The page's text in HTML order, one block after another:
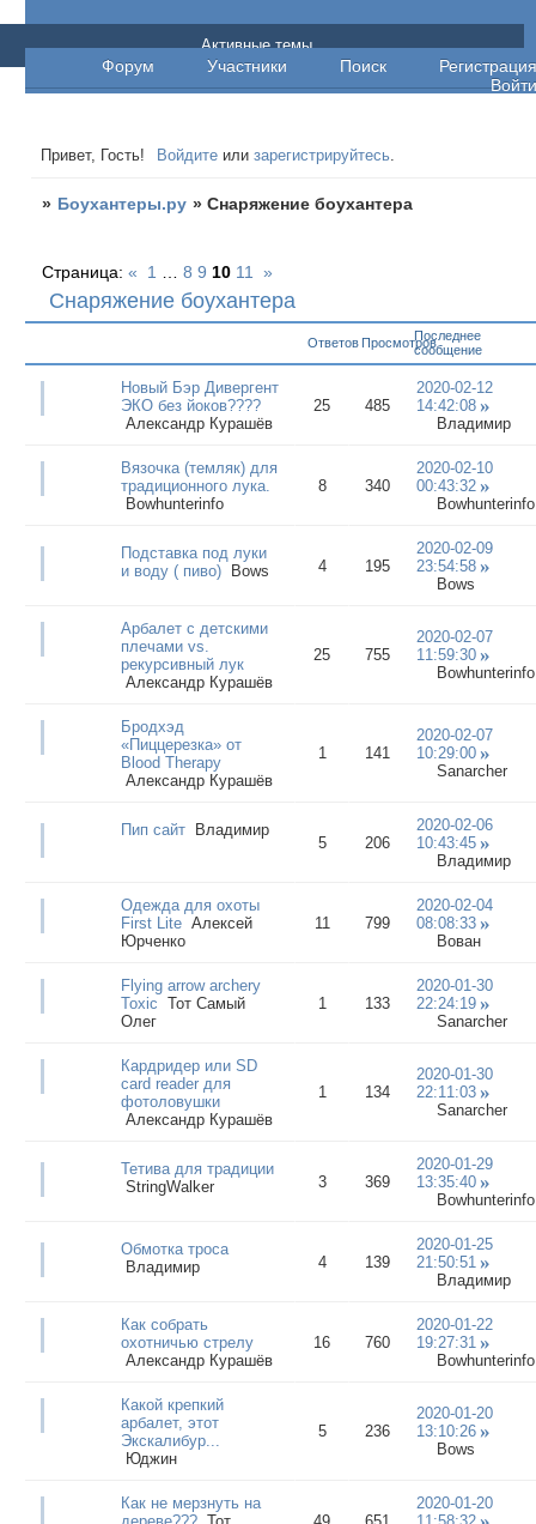
Боухантеры.ру
Форум Участники Поиск
Регистрация
Войти
Активные темы
Привет, Гость! Войдите илизарегистрируйтесь.
» Боухантеры.ру »Снаряжение боухантера
Снаряжение боухантера
Страница:« 1 … 8 9 10 11 »
Ответов ПросмотровПоследнее
сообщение
Новый Бэр Дивергент
ЭКО без йоков????
Александр Курашёв
25 485
2020-02-12
14:42:08
Владимир
Вязочка (темляк) для
традиционного лука.
Bowhunterinfo
8 340
2020-02-10
00:43:32
Bowhunterinfo
Подставка под луки
и воду ( пиво)
Bows 4 195
2020-02-09
23:54:58
Bows
Арбалет с детскими
плечами vs.
рекурсивный лук
Александр Курашёв
25 755
2020-02-07
11:59:30
Bowhunterinfo
Бродхэд
«Пиццерезка» от
Blood Therapy
Александр Курашёв
1 141
2020-02-07
10:29:00
Sanarcher
Пип сайт Владимир
5 206
2020-02-06
10:43:45
Владимир
Одежда для охоты
First Lite Алексей
Юрченко
11 799
2020-02-04
08:08:33
Вован
Flying arrow archery
Toxic Тот Самый
Олег
1 133
2020-01-30
22:24:19
Sanarcher
Кардридер или SD
card reader для
фотоловушки
Александр Курашёв
1 134
2020-01-30
22:11:03
Sanarcher
Тетива для традиции
StringWalker
3 369
2020-01-29
13:35:40
Bowhunterinfo
Обмотка троса
Владимир
4 139
2020-01-25
21:50:51
Владимир
Как собрать
охотничью стрелу
Александр Курашёв
16 760
2020-01-22
19:27:31
Bowhunterinfo
Какой крепкий
арбалет, этот
Экскалибур...
Юджин
5 236
2020-01-20
13:10:26
Bows
Как не мерзнуть на
2020-01-20